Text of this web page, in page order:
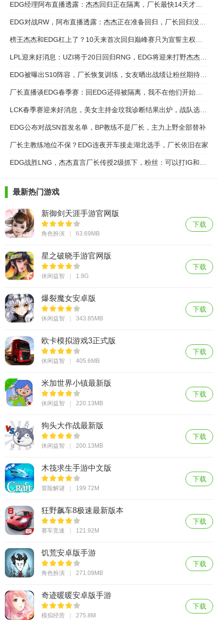
EDG经理阿布直播透露：杰杰回归正在隔离，厂长最快14天才可能解封
EDG对战RW，阿布直播透露：杰杰正在准备回归，厂长回归没戏在做复盘
榜王杰杰和EDG杠上了？10天来首次回归巅峰赛只为宣誓主权，网友：硬气
LPL迎来好消息：UZI将于20日回归RNG，EDG将迎来打野杰杰回归
EDG被曝出S10阵容，厂长恢复训练，女友晒出战绩让粉丝期待德杯
厂长直播谈EDG春季赛：回EDG还得被隔离，我不在他们开始飘了
LCK春季赛迎来好消息，美女主持金玟我诊断结果出炉，战队选手解除隔离
EDG公布对战SN首发名单，BP教练不是厂长，主力上野全部替补
厂长主教练地位不保？EDG连夜开车接走湖北选手，厂长依旧在家
EDG战胜LNG，杰杰直言厂长传授2级抓下，粉丝：可以打IG和FPX了
最新热门游戏
新御剑天涯手游官网版
角色扮演 63.69MB
下载
星之破晓手游官网版
休闲益智 1.9G
下载
爆裂魔女安卓版
休闲益智 343.85MB
下载
欧卡模拟游戏3正式版
休闲益智 405.6MB
下载
米加世界小镇最新版
休闲益智 220.13MB
下载
狗头大作战最新版
休闲益智 200.13MB
下载
木筏求生手游中文版
冒险解谜 199.72M
下载
狂野飙车8极速最新版本
赛车竞速 121.92M
下载
饥荒安卓版手游
角色扮演 271.09MB
下载
奇迹暖暖安卓版手游
模拟经营 275.8M
下载